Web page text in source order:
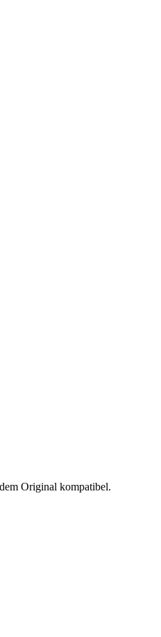
Original kompatibel.